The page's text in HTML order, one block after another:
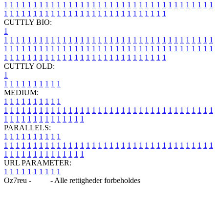
1 1 1 1 1 1 1 1 1 1 1 1 1 1 1 1 1 1 1 1 1 1 1 1 1 1 1 1 1 1 1 1 1 1 1 1
1 1 1 1 1 1 1 1 1 1 1 1 1 1 1 1 1 1 1 1 1 1 1 1 1 1 1 1
CUTTLY BIO:
1
1 1 1 1 1 1 1 1 1 1 1 1 1 1 1 1 1 1 1 1 1 1 1 1 1 1 1 1 1 1 1 1 1 1 1 1
1 1 1 1 1 1 1 1 1 1 1 1 1 1 1 1 1 1 1 1 1 1 1 1 1 1 1 1 1 1 1 1 1 1 1 1
1 1 1 1 1 1 1 1 1 1 1 1 1 1 1 1 1 1 1 1 1 1 1 1 1 1 1 1
CUTTLY OLD:
1
1 1 1 1 1 1 1 1 1 1
MEDIUM:
1 1 1 1 1 1 1 1 1 1
1 1 1 1 1 1 1 1 1 1 1 1 1 1 1 1 1 1 1 1 1 1 1 1 1 1 1 1 1 1 1 1 1 1 1 1
1 1 1 1 1 1 1 1 1 1 1 1 1 1
PARALLELS:
1 1 1 1 1 1 1 1 1 1
1 1 1 1 1 1 1 1 1 1 1 1 1 1 1 1 1 1 1 1 1 1 1 1 1 1 1 1 1 1 1 1 1 1 1 1
1 1 1 1 1 1 1 1 1 1 1 1 1 1
URL PARAMETER:
1 1 1 1 1 1 1 1 1 1
Oz7reu -
- Alle rettigheder forbeholdes